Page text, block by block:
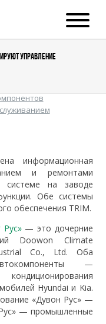
УПРАВЛЕНИЕ
информационная
и ремонтами
системе на заводе
Обе системы
обеспечения TRIM.
— это дочерние
Doowon Climate
Co., Ltd. Оба
—
Hyundai и Kia.
«Дувон Рус» —
— промышленные